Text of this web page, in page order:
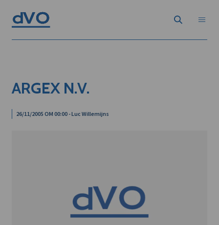
ARGEX N.V.
26/11/2005 OM 00:00 - Luc Willemijns